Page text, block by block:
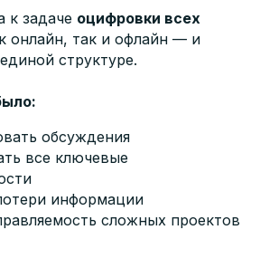
к задаче оцифровки всех
онлайн, так и офлайн — и
структуре.
обсуждения
все ключевые
информации
сложных проектов